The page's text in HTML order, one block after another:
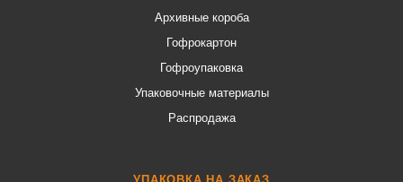
Архивные короба
Гофрокартон
Гофроупаковка
Упаковочные материалы
Распродажа